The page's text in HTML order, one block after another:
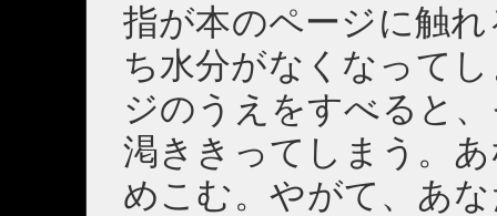
指が本のページに触
ち水分がなくなって
ジのうえをすべると
渇ききってしまう。
めこむ。やがて、あ